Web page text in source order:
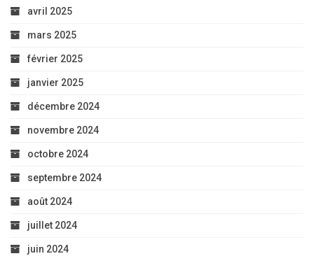
avril 2025
mars 2025
février 2025
janvier 2025
décembre 2024
novembre 2024
octobre 2024
septembre 2024
août 2024
juillet 2024
juin 2024